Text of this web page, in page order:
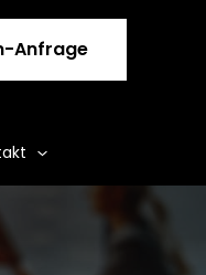
Anfrage